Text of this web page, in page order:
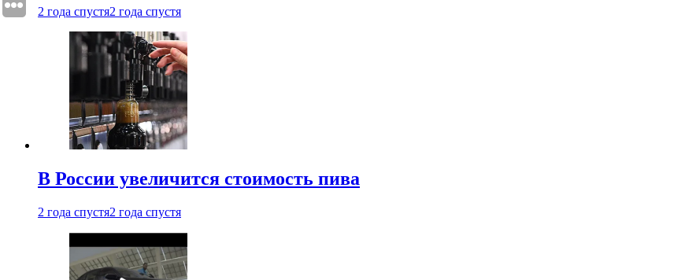
2 года спустя2 года спустя
В России увеличится стоимость пива
2 года спустя2 года спустя